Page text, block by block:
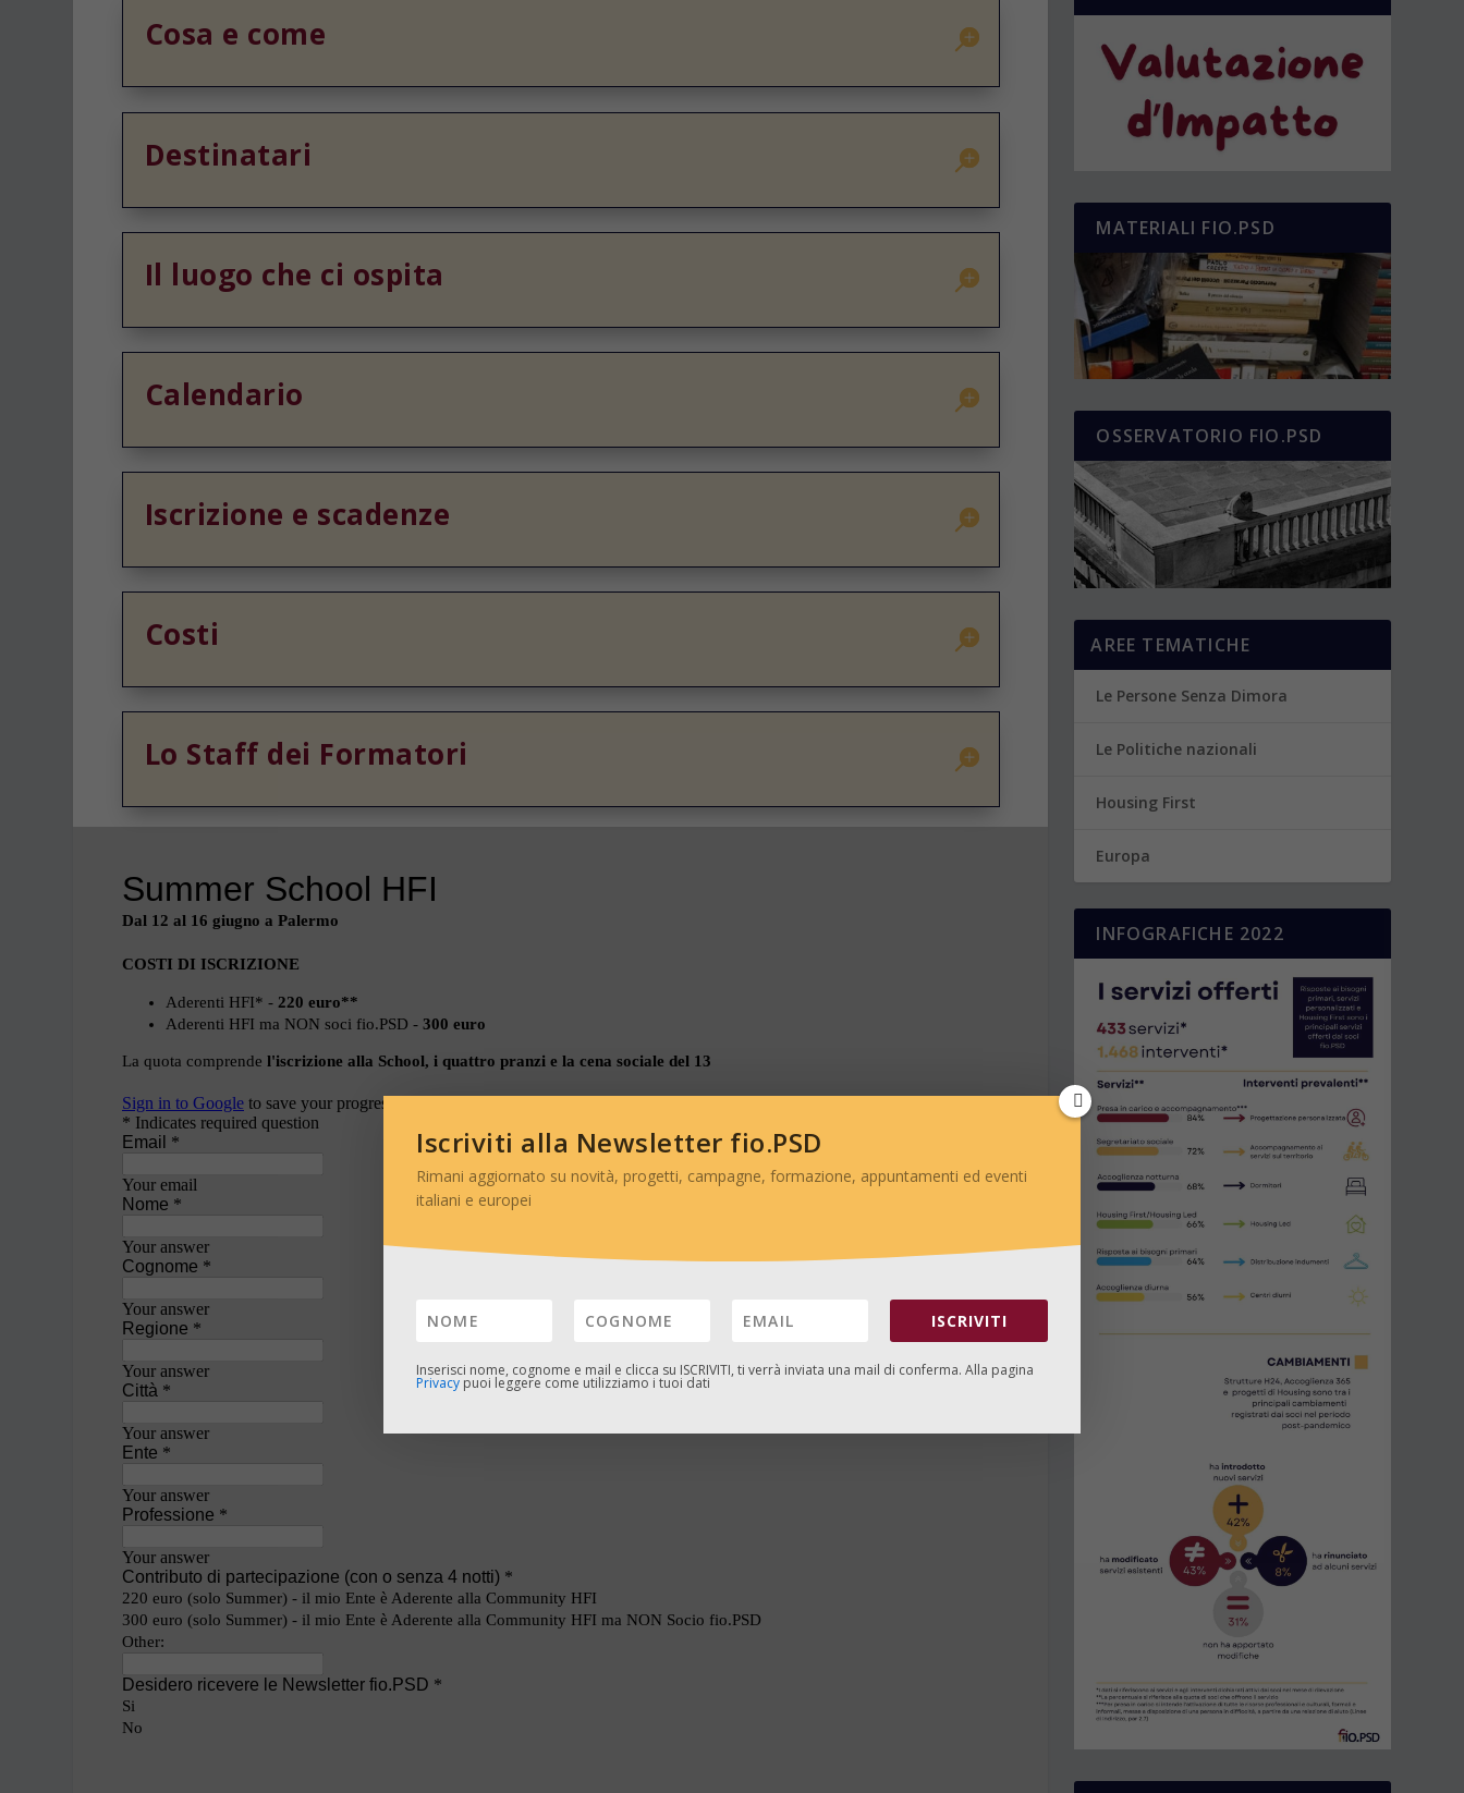
Cosa e come
Destinatari
Il luogo che ci ospita
Calendario
Iscrizione e scadenze
Costi
Lo Staff dei Formatori
MATERIALI FIO.PSD
OSSERVATORIO FIO.PSD
AREE TEMATICHE
Le Persone Senza Dimora
Le Politiche nazionali
Housing First
Europa
INFOGRAFICHE 2022
Iscriviti alla Newsletter fio.PSD
Rimani aggiornato su novità, progetti, campagne, formazione, appuntamenti ed eventi
italiani e europei
ISCRIVITI
Inserisci nome, cognome e mail e clicca su ISCRIVITI, ti verrà inviata una mail di conferma. Alla pagina
Privacy puoi leggere come utilizziamo i tuoi dati